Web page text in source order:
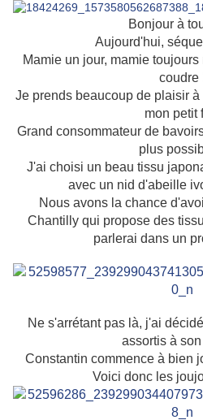
Bonjour à
Aujourd'hui,
Mamie un jour, mamie
coudre
Je prends beaucoup de plaisir
mon petit
Grand consommateur de
plus
J'ai choisi un beau tissu
avec un nid d'abeille
Nous avons la chance
Chantilly qui propose des
parlerai dans un
Ne s'arrétant pas là, j'ai
assortis à
Constantin commence à bien
Voici donc les